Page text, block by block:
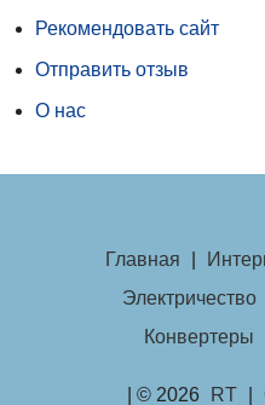
Рекомендовать сайт
Отправить отзыв
О нас
Главная
Электричество
Конвертеры
| © 2026 RT